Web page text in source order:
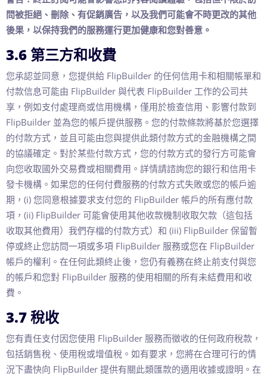
問被拒絕、刪除、有促銷廣告，以及我們可能會不時更改的其他
後果，以保持我們的服務運行更加健康和您對善意。
3.6 第三方和收費
您承認並同意，您提供給 FlipBuilder 的任何信用卡和相關帳單和
付款信息可能由 FlipBuilder 與代表 FlipBuilder 工作的公司共
享，例如支付處理商或信用機構，僅用於檢查信用、影響付款到
FlipBuilder 並為您的帳戶提供服務。您的付款條款將基於您選擇
的付款方式，並且可能由您與提供此類付款方式的金融機構之間
的協議確定。對於某些付款方式，您的付款方式的發行方可能會
向您收取國外交易費或相關費用。詳情請諮詢您的銀行和信用卡
發卡機構。如果您的任何付費服務的付款方式失敗或您的帳戶逾
期，(i) 您同意根據要求支付您的 FlipBuilder 帳戶的所有應付款
項，(ii) FlipBuilder 可能會使用其他收款機制收取欠款（這包括
收取其他費用）我們存檔的付款方式）和 (iii) FlipBuilder 保留暫
停或終止您訪問一項或多項 FlipBuilder 服務或您在 FlipBuilder
帳戶的權利。在任何此類終止後，您仍有義務在終止前支付與您
的帳戶和您對 FlipBuilder 服務的使用相關的所有未結費用和收
費。
3.7 稅收
您有責任支付因您使用 FlipBuilder 服務而徵收的任何政府稅款，
包括銷售稅、使用稅或增值稅。如有要求，您將在合理可行的情
況下盡快向 FlipBuilder 提供有關此類匯款的適用收據或證明。在